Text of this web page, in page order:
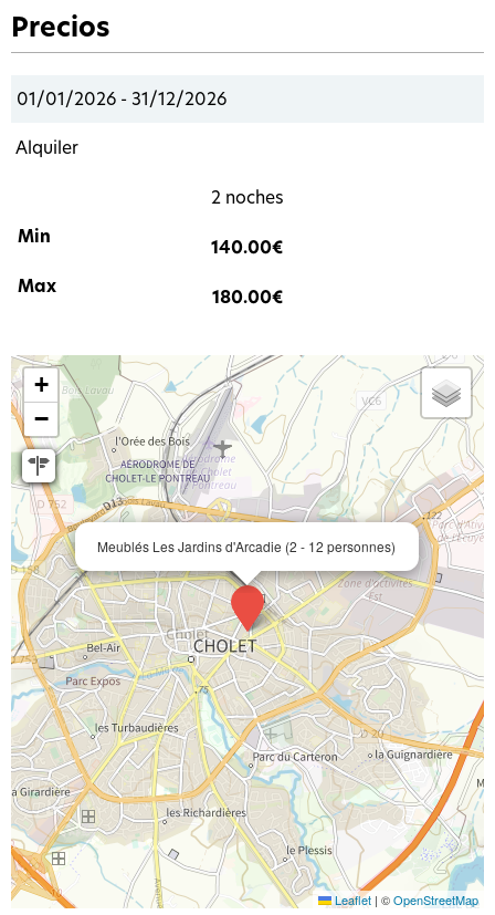
Precios
01/01/2026 - 31/12/2026
Alquiler
2 noches
140.00€
180.00€
Meublés Les Jardins d'Arcadie (2 - 12 personnes)
+
−
Leaflet | ©OpenStreetMap